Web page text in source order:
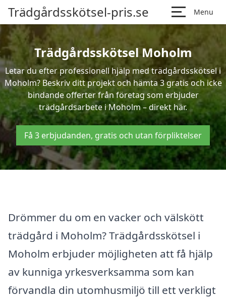
Trädgårdsskötsel-pris.se Menu
Trädgårdsskötsel Moholm
Letar du efter professionell hjälp med trädgårdsskötsel i
Moholm? Beskriv ditt projekt och hämta 3 gratis och icke
bindande offerter från företag som erbjuder
trädgårdsarbete i Moholm – direkt här.
Få 3 erbjudanden, gratis och utan förpliktelser
Drömmer du om en vacker och välskött
trädgård i Moholm? Trädgårdsskötsel i
Moholm erbjuder möjligheten att få hjälp
av kunniga yrkesverksamma som kan
förvandla din utomhusmiljö till ett verkligt